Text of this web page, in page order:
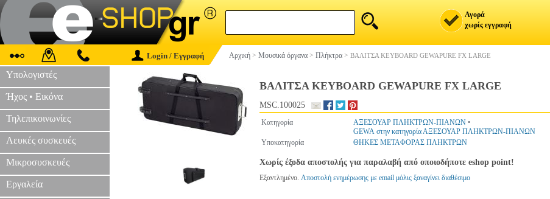
Αγορά
χωρίς εγγραφή
Login / Εγγραφή Αρχική > Μουσικά όργανα > Πλήκτρα > ΒΑΛΙΤΣΑ KEYBOARD GEWAPURE FX LARGE
Υπολογιστές
Ήχος • Εικόνα
Τηλεπικοινωνίες
Λευκές συσκευές
Μικροσυσκευές
Εργαλεία
ΒΑΛΙΤΣΑ KEYBOARD GEWAPURE FX LARGE
MSC.100025
Κατηγορία ΑΞΕΣΟΥΑΡ ΠΛΗΚΤΡΩΝ-ΠΙΑΝΩΝ •
GEWA στην κατηγορία ΑΞΕΣΟΥΑΡ ΠΛΗΚΤΡΩΝ-ΠΙΑΝΩΝ
Υποκατηγορία
ΘΗΚΕΣ ΜΕΤΑΦΟΡΑΣ ΠΛΗΚΤΡΩΝ
Χωρίς έξοδα αποστολής για παραλαβή από οποιοδήποτε eshop point!
Εξαντλημένο. Αποστολή ενημέρωσης με email μόλις ξαναγίνει διαθέσιμο